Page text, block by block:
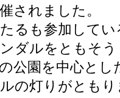
されました。
るも参加して
ダルをともそ
公園を中心とし
の灯りがとも